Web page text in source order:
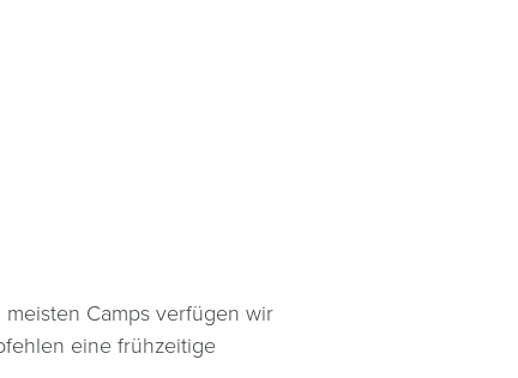
Camps verfügen wir
eine frühzeitige